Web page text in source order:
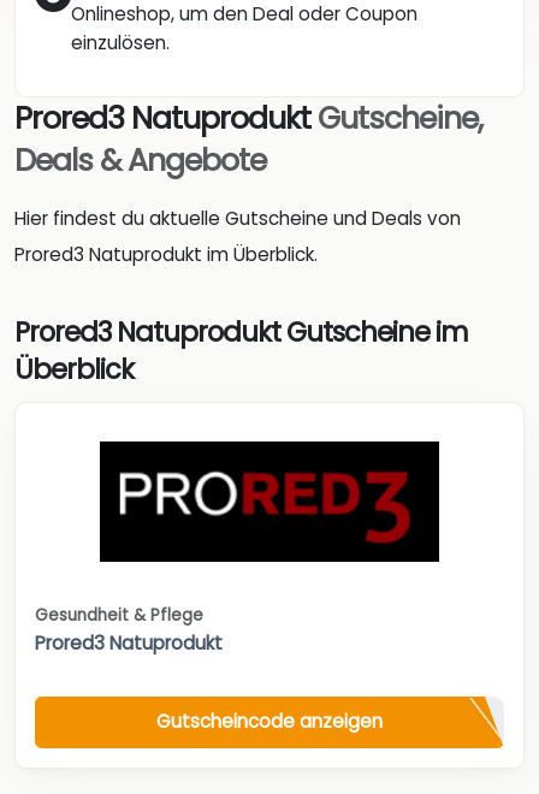
Onlineshop, um den Deal oder Coupon
einzulösen.
Prored3 NatuproduktGutscheine,
Deals & Angebote
Hier findest du aktuelle Gutscheine und Deals von
Prored3 Natuprodukt im Überblick.
Prored3 Natuprodukt Gutscheine im
Überblick
Gesundheit & Pflege
Prored3 Natuprodukt
Gutscheincode anzeigen